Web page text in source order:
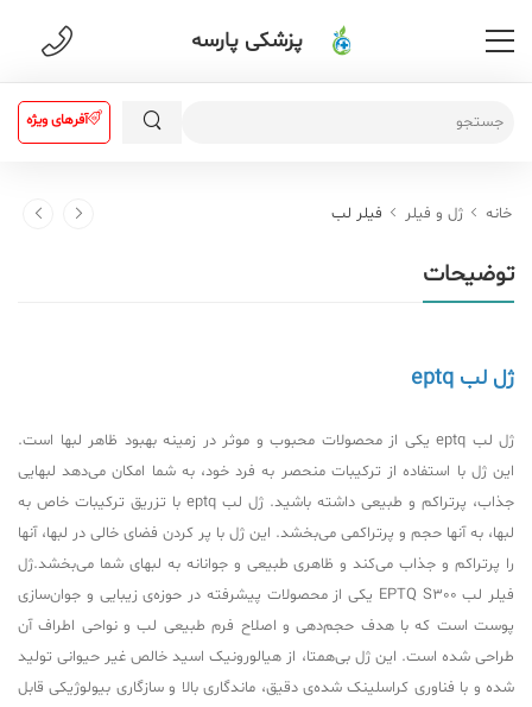
پزشکی پارسه
آفرهای ویژه
خانه ژل و فیلر فیلر لب
توضیحات
ژل لب eptq
ژل لب eptq یکی از محصولات محبوب و موثر در زمینه بهبود ظاهر لبها است.
این ژل با استفاده از ترکیبات منحصر به فرد خود، به شما امکان می‌دهد لبهایی
جذاب، پرتراکم و طبیعی داشته باشید. ژل لب eptq با تزریق ترکیبات خاص به
لبها، به آنها حجم و پرتراکمی می‌بخشد. این ژل با پر کردن فضای خالی در لبها، آنها
را پرتراکم و جذاب می‌کند و ظاهری طبیعی و جوانانه به لبهای شما می‌بخشد.ژل
فیلر لب EPTQ S300 یکی از محصولات پیشرفته در حوزه‌ی زیبایی و جوان‌سازی
پوست است که با هدف حجم‌دهی و اصلاح فرم طبیعی لب و نواحی اطراف آن
طراحی شده است. این ژل بی‌همتا، از هیالورونیک اسید خالص غیر حیوانی تولید
شده و با فناوری کراسلینک شده‌ی دقیق، ماندگاری بالا و سازگاری بیولوژیکی قابل